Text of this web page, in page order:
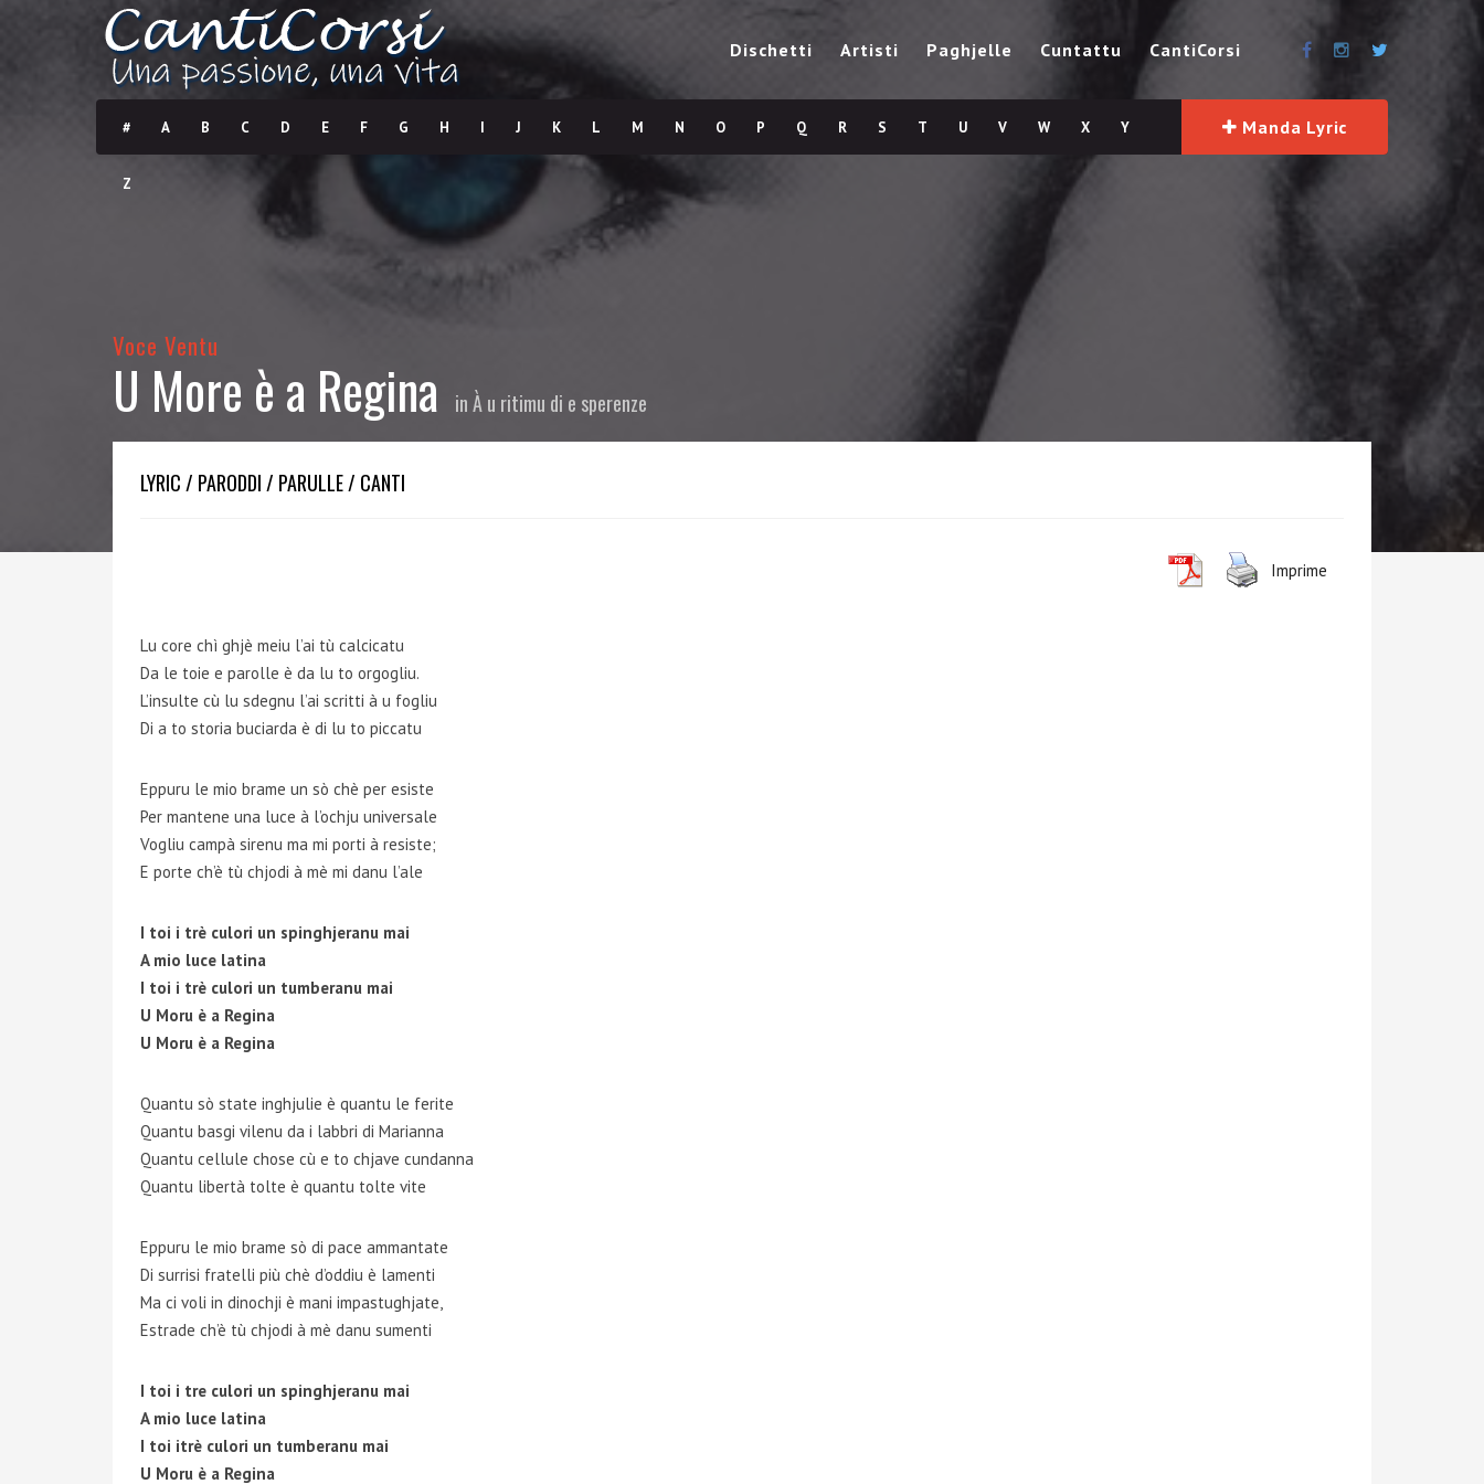
Dischetti Artisti Paghjelle Cuntattu CantiCorsi
# A B C D E F G H I J K L M N O P Q R S T U V W X Y
Z
Manda Lyric
Voce Ventu
U More è a Regina inÀ u ritimu di e sperenze
LYRIC / PARODDI / PARULLE / CANTI
Imprime
Lu core chì ghjè meiu l’ai tù calcicatu
Da le toie e parolle è da lu to orgogliu.
L’insulte cù lu sdegnu l’ai scritti à u fogliu
Di a to storia buciarda è di lu to piccatu
Eppuru le mio brame un sò chè per esiste
Per mantene una luce à l’ochju universale
Vogliu campà sirenu ma mi porti à resiste;
E porte ch’è tù chjodi à mè mi danu l’ale
I toi i trè culori un spinghjeranu mai
A mio luce latina
I toi i trè culori un tumberanu mai
U Moru è a Regina
U Moru è a Regina
Quantu sò state inghjulie è quantu le ferite
Quantu basgi vilenu da i labbri di Marianna
Quantu cellule chose cù e to chjave cundanna
Quantu libertà tolte è quantu tolte vite
Eppuru le mio brame sò di pace ammantate
Di surrisi fratelli più chè d’oddiu è lamenti
Ma ci voli in dinochji è mani impastughjate,
Estrade ch’è tù chjodi à mè danu sumenti
I toi i tre culori un spinghjeranu mai
A mio luce latina
I toi itrè culori un tumberanu mai
U Moru è a Regina